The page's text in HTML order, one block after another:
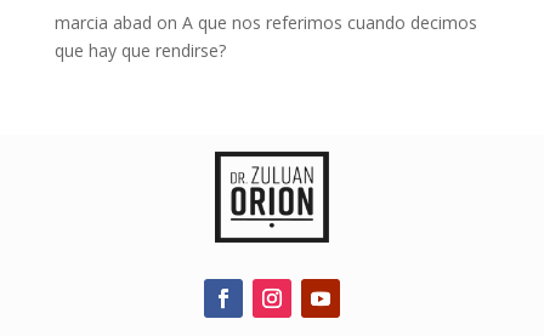
marcia abad on A que nos referimos cuando decimos
que hay que rendirse?